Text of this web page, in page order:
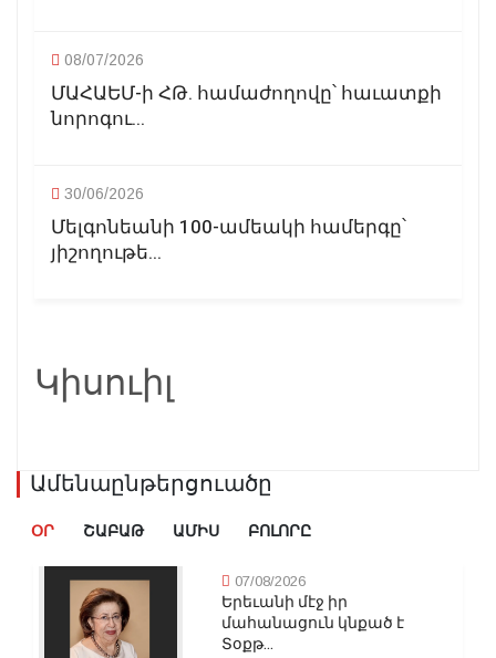
08/07/2026
ՄԱՀԱԵՄ-ի ՀԹ. համաժողովը՝ հաւատքի
նորոգու...
30/06/2026
Մելգոնեանի 100-ամեակի համերգը՝
յիշողութե...
Կիսուիլ
Ամենաընթերցուածը
ՕՐ ՇԱԲԱԹ ԱՄԻՍ ԲՈԼՈՐԸ
07/08/2026
Երեւանի մէջ իր
մահանացուն կնքած է
Տօքթ...